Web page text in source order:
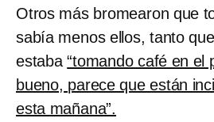
Otros más bromearon que
sabía menos ellos, tanto
estaba“tomando café en el
bueno, parece que están
esta mañana”.